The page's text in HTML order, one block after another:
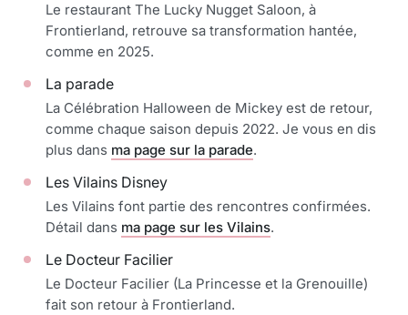
Le restaurant The Lucky Nugget Saloon, à
Frontierland, retrouve sa transformation hantée,
comme en 2025.
La parade
La Célébration Halloween de Mickey est de retour,
comme chaque saison depuis 2022. Je vous en dis
plus dans ma page sur la parade.
Les Vilains Disney
Les Vilains font partie des rencontres confirmées.
Détail dans ma page sur les Vilains.
Le Docteur Facilier
Le Docteur Facilier (La Princesse et la Grenouille)
fait son retour à Frontierland.